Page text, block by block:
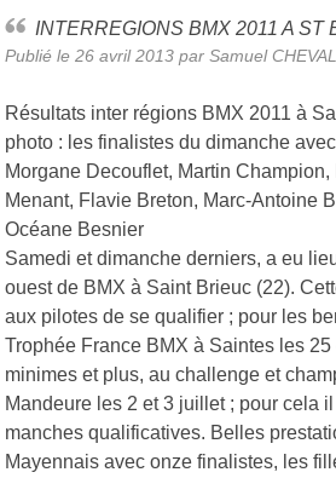
INTERREGIONS BMX 2011 A ST
Publié le 26 avril 2013 par Samuel CHEVAL
Résultats inter régions BMX 2011 à
photo : les finalistes du dimanche
Morgane Decouflet, Martin
Menant, Flavie Breton, Marc-Antoine
Océane Besnier
Samedi et dimanche derniers, a eu
ouest de BMX à Saint Brieuc (22).
aux pilotes de se qualifier ; pour les
Trophée France BMX à Saintes les
minimes et plus, au challenge et
Mandeure les 2 et 3 juillet ; pour cela
manches qualificatives. Belles
Mayennais avec onze finalistes, les